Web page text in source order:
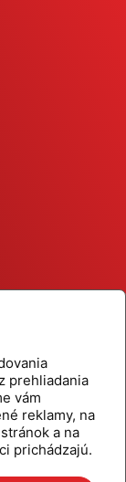
prehliadania
vám
reklamy, na
a na
prichádzajú.
tipy